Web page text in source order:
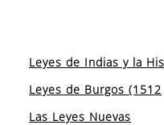
Leyes de Indias y la
Leyes de Burgos (1512
Las Leyes Nuevas